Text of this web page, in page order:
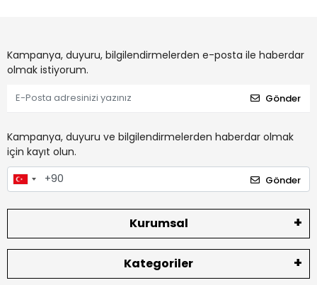
Kampanya, duyuru, bilgilendirmelerden e-posta ile haberdar
olmak istiyorum.
Gönder
Kampanya, duyuru ve bilgilendirmelerden haberdar olmak
için kayıt olun.
Gönder
Kurumsal
Kategoriler